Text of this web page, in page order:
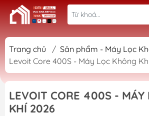
Trang chủ / Sản phẩm - Máy Lọc
Levoit Core 400S - Máy Lọc Không
LEVOIT CORE 400S - MÁY
KHÍ 2026